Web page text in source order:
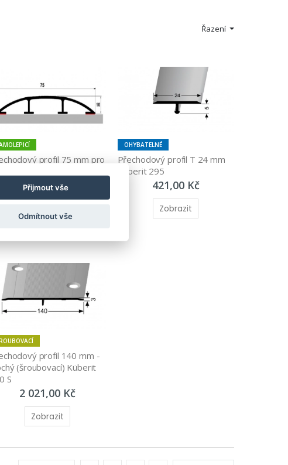
Řazení
profil 75 mm pro
620,00 Kč
OHYBATELNÉ
Přechodový profil T 24 mm
Küberit 295
421,00 Kč
Zobrazit
profil 140 mm -
(šroubovací) Küberit
S
2 021,00 Kč
Zobrazit
Přijmout vše
Odmítnout vše